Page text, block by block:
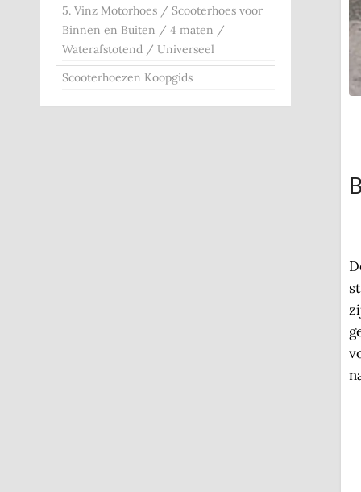
5. Vinz Motorhoes / Scooterhoes voor
Binnen en Buiten / 4 maten /
Waterafstotend / Universeel
Scooterhoezen Koopgids